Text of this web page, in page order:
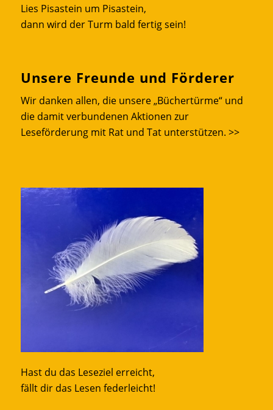
Lies Pisastein um Pisastein,
dann wird der Turm bald fertig sein!
Unsere Freunde und Förderer
Wir danken allen, die unsere „Büchertürme“ und
die damit verbundenen Aktionen zur
Leseförderung mit Rat und Tat unterstützen. >>
Hast du das Leseziel erreicht,
fällt dir das Lesen federleicht!